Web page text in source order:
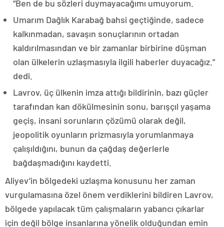
“Ben de bu sözleri duymayacağımı umuyorum.
Umarım Dağlık Karabağ bahsi geçtiğinde, sadece
kalkınmadan, savaşın sonuçlarının ortadan
kaldırılmasından ve bir zamanlar birbirine düşman
olan ülkelerin uzlaşmasıyla ilgili haberler duyacağız.”
dedi.
Lavrov, üç ülkenin imza attığı bildirinin, bazı güçler
tarafından kan dökülmesinin sonu, barışçıl yaşama
geçiş, insani sorunların çözümü olarak değil,
jeopolitik oyunların prizmasıyla yorumlanmaya
çalışıldığını, bunun da çağdaş değerlerle
bağdaşmadığını kaydetti.
Aliyev’in bölgedeki uzlaşma konusunu her zaman
vurgulamasına özel önem verdiklerini bildiren Lavrov,
bölgede yapılacak tüm çalışmaların yabancı çıkarlar
için değil bölge insanlarına yönelik olduğundan emin